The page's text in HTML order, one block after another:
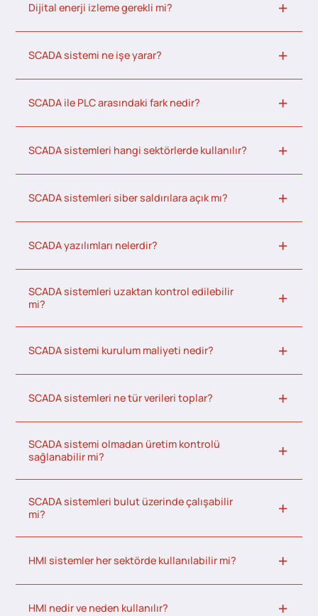
Dijital enerji izleme gerekli mi?
SCADA sistemi ne işe yarar?
SCADA ile PLC arasındaki fark nedir?
SCADA sistemleri hangi sektörlerde kullanılır?
SCADA sistemleri siber saldırılara açık mı?
SCADA yazılımları nelerdir?
SCADA sistemleri uzaktan kontrol edilebilir
mi?
SCADA sistemi kurulum maliyeti nedir?
SCADA sistemleri ne tür verileri toplar?
SCADA sistemi olmadan üretim kontrolü
sağlanabilir mi?
SCADA sistemleri bulut üzerinde çalışabilir
mi?
HMI sistemler her sektörde kullanılabilir mi?
HMI nedir ve neden kullanılır?